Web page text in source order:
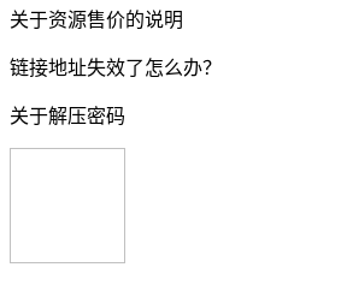
关于资源售价的说明
链接地址失效了怎么办？
关于解压密码